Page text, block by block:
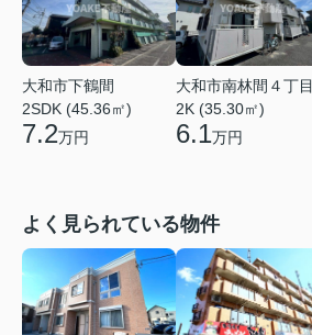
大和市下鶴間
2SDK (45.36㎡)
7.2万円
大和市南林間４丁目
2K (35.30㎡)
6.1万円
よく見られている物件